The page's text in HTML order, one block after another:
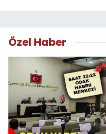
Özel Haber